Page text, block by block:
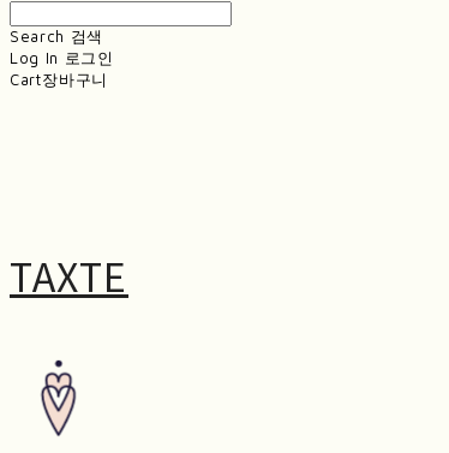
Search 검색
Log In 로그인
Cart장바구니
TAXTE